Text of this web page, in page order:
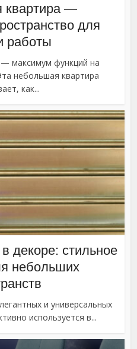
квартира —
для
работы
максимум функций на
небольшая квартира
как...
декоре: стильное
небольших
и универсальных
используется в...